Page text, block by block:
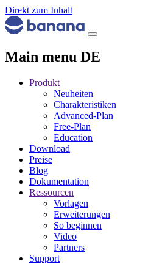
Direkt zum Inhalt
Main menu DE
Produkt
Neuheiten
Charakteristiken
Advanced-Plan
Free-Plan
Education
Download
Preise
Blog
Dokumentation
Ressourcen
Vorlagen
Erweiterungen
So beginnen
Video
Partners
Support